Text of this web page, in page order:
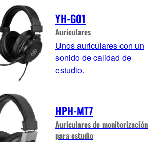
YH-G01
Auriculares
Unos auriculares con un
sonido de calidad de
estudio.
HPH-MT7
Auriculares de monitorización
para estudio